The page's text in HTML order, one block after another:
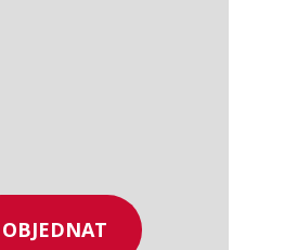
OBJEDNAT